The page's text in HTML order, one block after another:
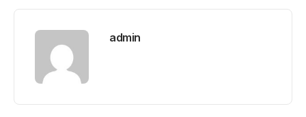
admin